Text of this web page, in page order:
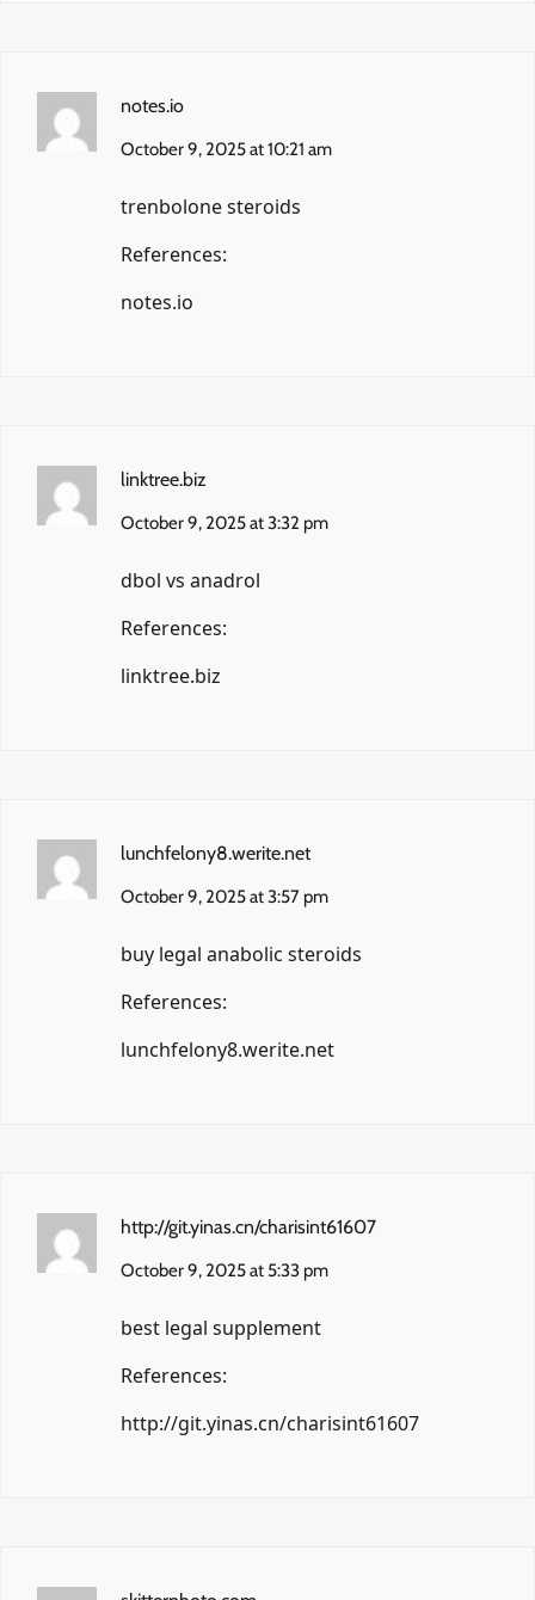
notes.io
October 9, 2025 at 10:21 am
trenbolone steroids
References:
notes.io
linktree.biz
October 9, 2025 at 3:32 pm
dbol vs anadrol
References:
linktree.biz
lunchfelony8.werite.net
October 9, 2025 at 3:57 pm
buy legal anabolic steroids
References:
lunchfelony8.werite.net
http://git.yinas.cn/charisint61607
October 9, 2025 at 5:33 pm
best legal supplement
References:
http://git.yinas.cn/charisint61607